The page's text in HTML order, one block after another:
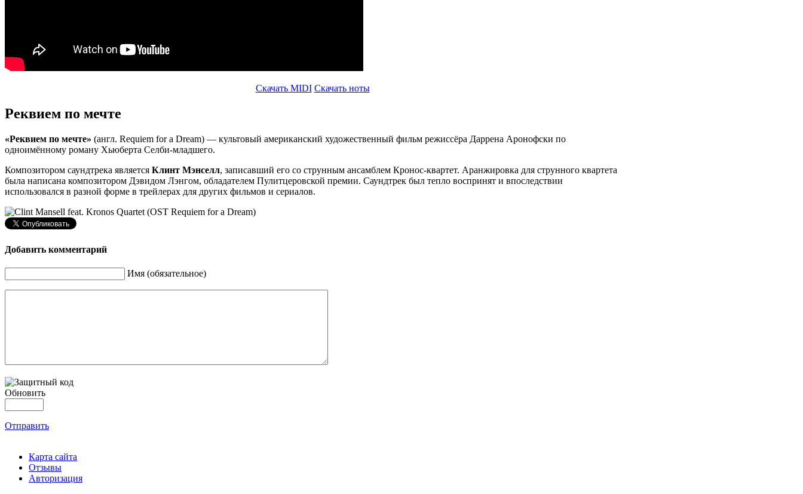
Скачать MIDI Скачать ноты
Реквием по мечте
«Реквием по мечте» (англ. Requiem for a Dream) — культовый американский художественный фильм режиссёра Даррена Аронофски по
одноимённому роману Хьюберта Селби-младшего.
Композитором саундтрека является Клинт Мэнселл, записавший его со струнным ансамблем Кронос-квартет. Аранжировка для струнного квартета
была написана композитором Дэвидом Лэнгом, обладателем Пулитцеровской премии. Саундтрек был тепло воспринят и впоследствии
использовался в разной форме в трейлерах для других фильмов и сериалов.
Добавить комментарий
Имя (обязательное)
Обновить
Отправить
Карта сайта
Отзывы
Авторизация